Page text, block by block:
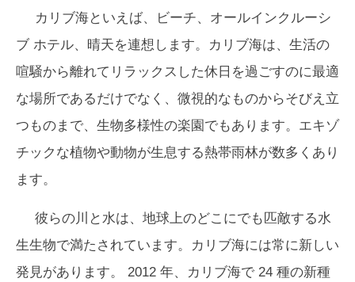
カリブ海といえば、ビーチ、オールインクルーシ
ブ ホテル、晴天を連想します。カリブ海は、生活の
喧騒から離れてリラックスした休日を過ごすのに最適
な場所であるだけでなく、微視的なものからそびえ立
つものまで、生物多様性の楽園でもあります。エキゾ
チックな植物や動物が生息する熱帯雨林が数多くあり
ます。
彼らの川と水は、地球上のどこにでも匹敵する水
生生物で満たされています。カリブ海には常に新しい
発見があります。 2012 年、カリブ海で 24 種の新種